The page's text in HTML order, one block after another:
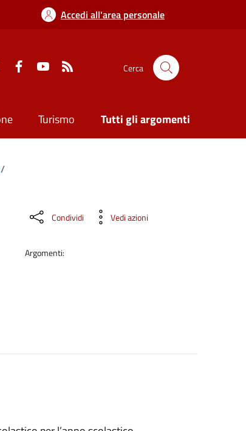
Accedi all'area personale
Cerca
Turismo Tutti gli argomenti
/
Condividi Vedi azioni
Argomenti: